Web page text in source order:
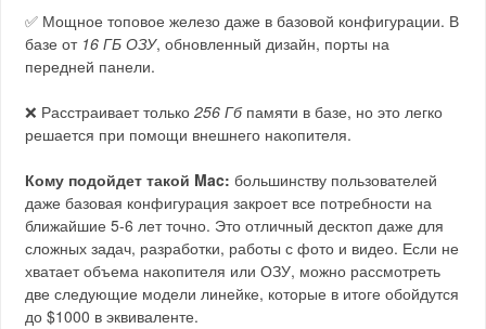
✅ Мощное топовое железо даже в базовой конфигурации. В
базе от 16 ГБ ОЗУ, обновленный дизайн, порты на
передней панели.
❌ Расстраивает только256 Гбпамяти в базе, но это легко
решается при помощи внешнего накопителя.
Кому подойдет такой Mac: большинству пользователей
даже базовая конфигурация закроет все потребности на
ближайшие 5-6 лет точно. Это отличный десктоп даже для
сложных задач, разработки, работы с фото и видео. Если не
хватает объема накопителя или ОЗУ, можно рассмотреть
две следующие модели линейке, которые в итоге обойдутся
до $1000 в эквиваленте.